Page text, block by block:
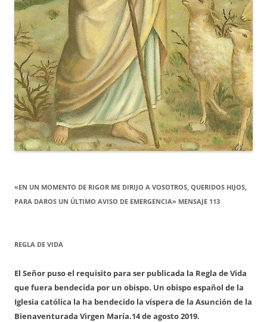
«EN UN MOMENTO DE RIGOR ME DIRIJO A VOSOTROS, QUERIDOS HIJOS,
PARA DAROS UN ÚLTIMO AVISO DE EMERGENCIA» MENSAJE 113
REGLA DE VIDA
El Señor puso el requisito para ser publicada la Regla de Vida
que fuera bendecida por un obispo. Un obispo español de la
Iglesia católica la ha bendecido la víspera de la Asunción de la
Bienaventurada Virgen María.14 de agosto 2019.